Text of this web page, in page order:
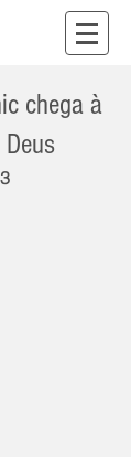
chega à